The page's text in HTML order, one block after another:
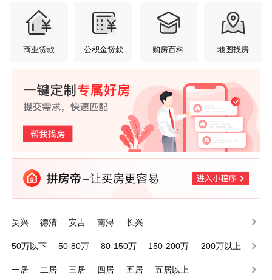
商业贷款 公积金贷款 购房百科 地图找房
吴兴 德清 安吉 南浔 长兴
50万以下 50-80万 80-150万 150-200万 200万以上
一居 二居 三居 四居 五居 五居以上